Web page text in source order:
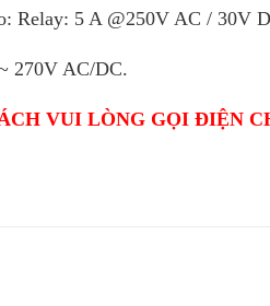
Relay: 5 A @250V AC / 30V
270V AC/DC.
VUI LÒNG GỌI ĐIỆN